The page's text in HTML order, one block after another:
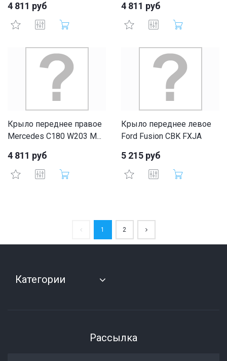
4 811 руб 4 811 руб
Крыло переднее правое
Mercedes С180 W203 M...
4 811 руб
Крыло переднее левое
Ford Fusion CBK FXJA
5 215 руб
1 2
Категории
Рассылка